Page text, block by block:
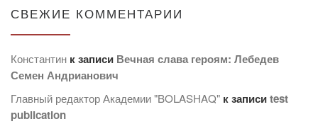
СВЕЖИЕ КОММЕНТАРИИ
Константин к записи Вечная слава героям: Лебедев
Семен Андрианович
Главный редактор Академии "BOLASHAQ" к записиtest
publication